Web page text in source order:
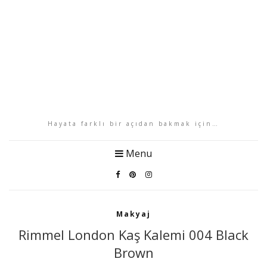
Hayata farklı bir açıdan bakmak için…
Menu
Makyaj
Rimmel London Kaş Kalemi 004 Black
Brown